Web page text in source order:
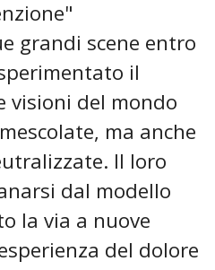
grandi scene entro
il
visioni del mondo
ma anche
Il loro
dal modello
la via a nuove
del dolore